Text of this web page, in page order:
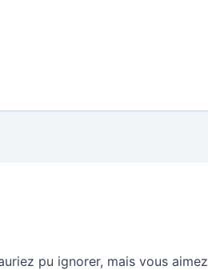
pu ignorer, mais vous aimez